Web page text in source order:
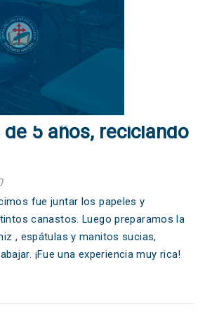
de 5 años, reciclando
fue juntar los papeles y
canastos. Luego preparamos la
, espátulas y manitos sucias,
¡Fue una experiencia muy rica!